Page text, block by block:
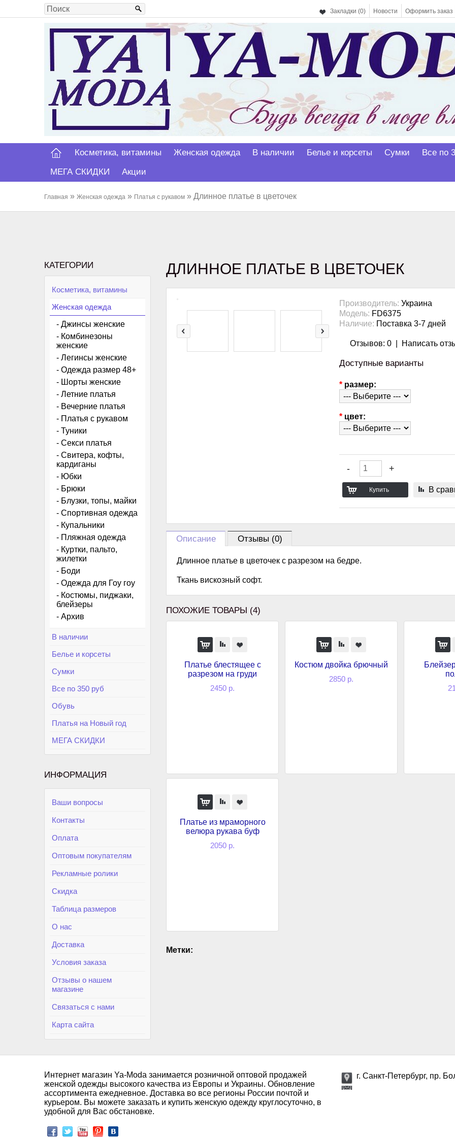
Оформить заказ
Новости
Закладки (0)
Косметика, витамины Женская одежда В наличии Белье и корсеты Сумки Все по
МЕГА СКИДКИ
Акции
Главная » Женская одежда » Платья с рукавом » Длинное платье в цветочек
КАТЕГОРИИ
Косметика, витамины
Женская одежда
- Джинсы женские
- Комбинезоны
женские
- Легинсы женские
- Одежда размер 48+
- Шорты женские
- Летние платья
- Вечерние платья
- Платья с рукавом
- Туники
- Секси платья
- Свитера, кофты,
кардиганы
- Юбки
- Брюки
- Блузки, топы, майки
- Спортивная одежда
- Купальники
- Пляжная одежда
- Куртки, пальто,
жилетки
- Боди
- Одежда для Гоу гоу
- Костюмы, пиджаки,
блейзеры
- Архив
В наличии
Белье и корсеты
Сумки
Все по 350 руб
Обувь
Платья на Новый год
МЕГА СКИДКИ
ИНФОРМАЦИЯ
Ваши вопросы
Контакты
Оплата
Оптовым покупателям
Рекламные ролики
Скидка
Таблица размеров
О нас
Доставка
Условия заказа
Отзывы о нашем
магазине
Связаться с нами
Карта сайта
ДЛИННОЕ ПЛАТЬЕ В ЦВЕТОЧЕК
Производитель: Украина
Модель: FD6375
Наличие: Поставка 3-7 дней
Отзывов: 0 Написать
Доступные варианты
* размер:
* цвет:
В
Описание Отзывы (0)
Длинное платье в цветочек с разрезом на бедре.
Ткань вискозный софт.
ПОХОЖИЕ ТОВАРЫ (4)
Платье блестящее с
разрезом на груди
2450 р.
Костюм двойка брючный
2850 р.
Платье из мраморного
велюра рукава буф
2050 р.
Метки:
Интернет магазин Ya-Moda занимается розничной оптовой продажей
женской одежды высокого качества из Европы и Украины. Обновление
ассортимента ежедневное. Доставка во все регионы России почтой и
курьером. Вы можете заказать и купить женскую одежду круглосуточно, в
удобной для Вас обстановке.
г. Санкт-Петербург, пр.